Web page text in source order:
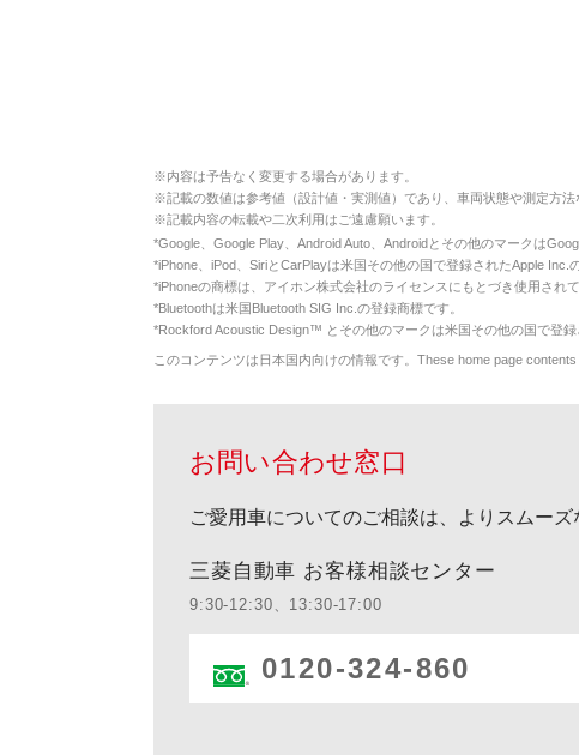
※内容は予告なく変更する場合があります。
※記載の数値は参考値（設計値・実測値）であり、車両状態や測定方法
※記載内容の転載や二次利用はご遠慮願います。
*Google、Google Play、Android Auto、Androidとその他のマークは
*iPhone、iPod、SiriとCarPlayは米国その他の国で登録されたApple Inc.
*iPhoneの商標は、アイホン株式会社のライセンスにもとづき使用されて
*Bluetoothは米国Bluetooth SIG Inc.の登録商標です。
*Rockford Acoustic Design™ とその他のマークは米国その他の国で登録
このコンテンツは日本国内向けの情報です。These home page
お問い合わせ窓口
ご愛用車についてのご相談は、よりスムー
三菱自動車 お客様相談センター
9:30-12:30、13:30-17:00
0120-324-860